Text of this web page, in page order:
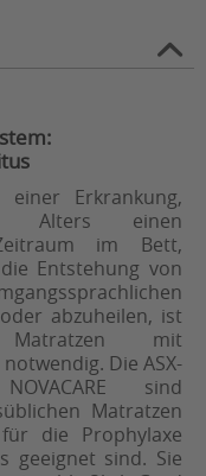
Erkrankung,
Alters einen
im Bett,
Entstehung von
abzuheilen, ist
mit
Die ASX-
sind
Matratzen
die Prophylaxe
geeignet sind. Sie